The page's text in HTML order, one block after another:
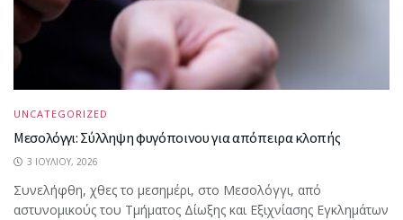
UNCATEGORIZED
Μεσολόγγι: Σύλληψη φυγόποινου για απόπειρα κλοπής
3 ΙΟΥΛΊΟΥ, 2026
Συνελήφθη, χθες το μεσημέρι, στο Μεσολόγγι, από
αστυνομικούς του Τμήματος Δίωξης και Εξιχνίασης Εγκλημάτων